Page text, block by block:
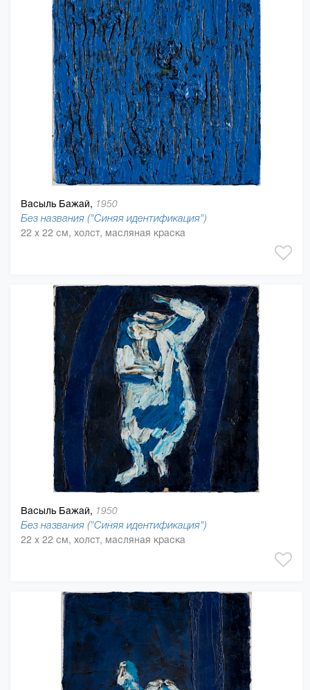
Васыль Бажай, 1950
Без названия ("Синяя идентификация")
22 x 22 см, холст, масляная краска
Васыль Бажай, 1950
Без названия ("Синяя идентификация")
22 x 22 см, холст, масляная краска